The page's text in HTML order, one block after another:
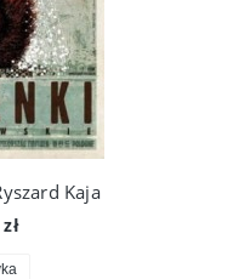
Kaja